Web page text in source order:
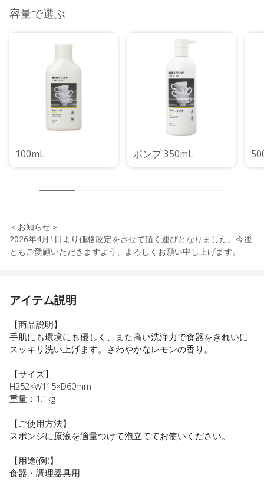
容量で選ぶ
100mL ポンプ 350mL
＜お知らせ＞
2026年4月1日より価格改定をさせて頂く運びとなりました。今後
ともご愛顧いただきますよう、よろしくお願い申し上げます。
アイテム説明
【商品説明】
手肌にも環境にも優しく、また高い洗浄力で食器をきれいに
スッキリ洗い上げます。さわやかなレモンの香り。
【サイズ】
H252×W115×D60mm
重量：1.1kg
【ご使用方法】
スポンジに原液を適量つけて泡立ててお使いください。
【用途(例)】
食器・調理器具用